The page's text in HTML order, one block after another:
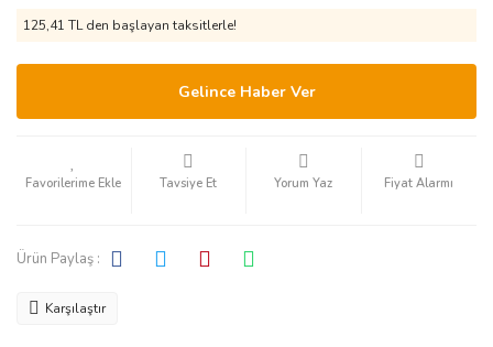
125,41 TL den başlayan taksitlerle!
Gelince Haber Ver
Tavsiye Et Yorum Yaz Fiyat Alarmı
Ürün Paylaş :
Karşılaştır